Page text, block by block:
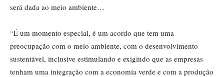
será dada ao meio ambiente…
“É um momento especial, é um acordo que tem uma
preocupação com o meio ambiente, com o desenvolvimento
sustentável, inclusive estimulando e exigindo que as empresas
tenham uma integração com a economia verde e com a produção